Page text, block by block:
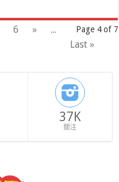
Page 4 of 7
6 »
...
Last »
37K
關注